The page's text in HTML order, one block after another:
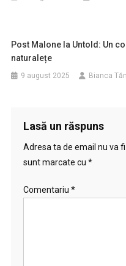
Post Malone la Untold: Un
naturalețe
9 august 2025 Bianca
Lasă un răspuns
Adresa ta de email nu va fi
sunt marcate cu *
Comentariu *